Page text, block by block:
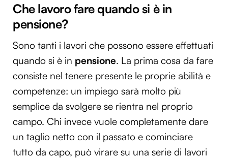
Che lavoro fare quando si è in
pensione?
Sono tanti i lavori che possono essere effettuati
quando si è in pensione. La prima cosa da fare
consiste nel tenere presente le proprie abilità e
competenze: un impiego sarà molto più
semplice da svolgere se rientra nel proprio
campo. Chi invece vuole completamente dare
un taglio netto con il passato e cominciare
tutto da capo, può virare su una serie di lavori